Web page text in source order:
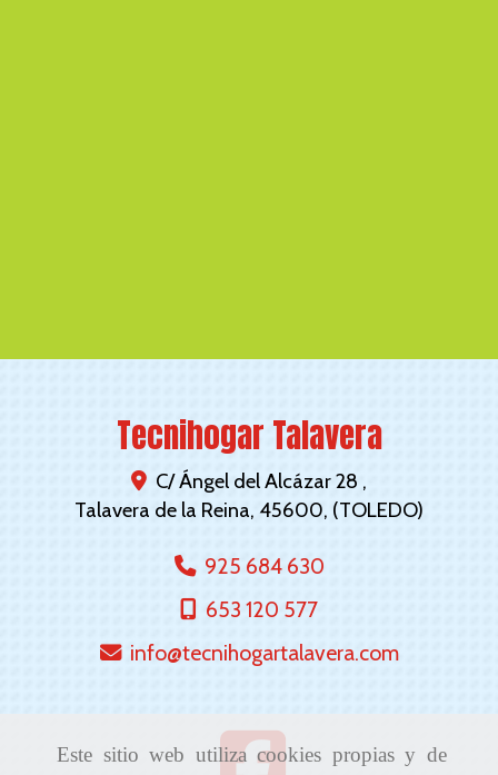
Este sitio web utiliza cookies propias y de
Tecnihogar Talavera
C/ Ángel del Alcázar 28 ,
Talavera de la Reina, 45600, (TOLEDO)
925 684 630
653 120 577
info
tecnihogartalavera.com